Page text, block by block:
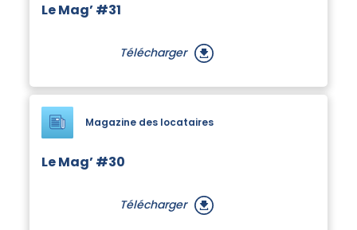
Le Mag’ #31
Télécharger
Magazine des locataires
Le Mag’ #30
Télécharger